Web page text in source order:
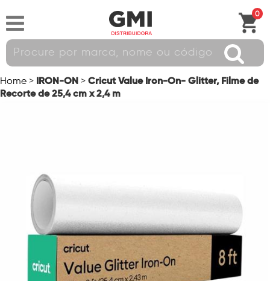
0
Home > IRON-ON > Cricut Value Iron-On- Glitter, Filme de
Recorte de 25,4 cm x 2,4 m